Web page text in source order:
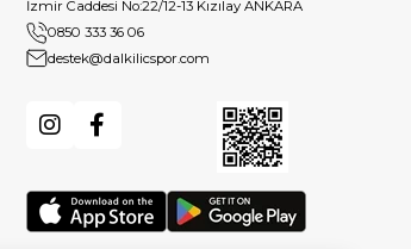
İzmir Caddesi No:22/12-13 Kızılay ANKARA
0850 333 36 06
destek@dalkilicspor.com